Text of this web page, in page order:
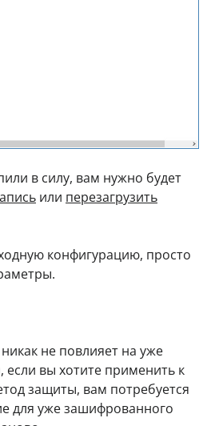
в силу, вам нужно будет
или перезагрузить
конфигурацию, просто
не повлияет на уже
вы хотите применить к
защиты, вам потребуется
для уже зашифрованного